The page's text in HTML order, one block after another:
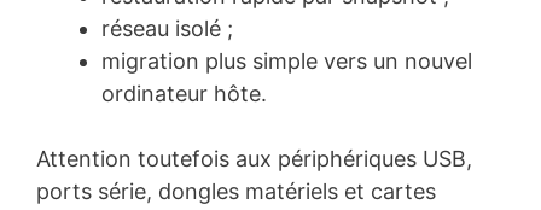
réseau isolé ;
migration plus simple vers un nouvel
ordinateur hôte.
Attention toutefois aux périphériques USB,
ports série, dongles matériels et cartes